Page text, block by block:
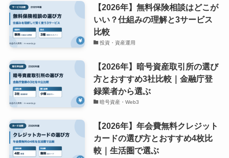
【2026年】無料保険相談はどこが
いい？仕組みの理解と3サービス
比較
投資・資産運用
【2026年】暗号資産取引所の選び
方とおすすめ3社比較｜金融庁登
録業者から選ぶ
暗号資産・Web3
【2026年】年会費無料クレジット
カードの選び方とおすすめ4枚比
較｜生活圏で選ぶ